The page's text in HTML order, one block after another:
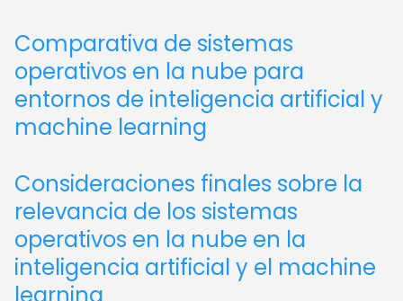
Comparativa de sistemas
operativos en la nube para
entornos de inteligencia artificial y
machine learning
Consideraciones finales sobre la
relevancia de los sistemas
operativos en la nube en la
inteligencia artificial y el machine